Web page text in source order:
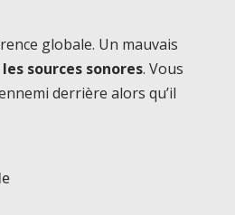
globale. Un mauvais
sources sonores. Vous
derrière alors qu’il